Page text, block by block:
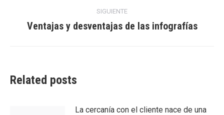
SIGUIENTE
Entrada
Ventajas y desventajas de las infografías
Related posts
La cercanía con el cliente nace de una